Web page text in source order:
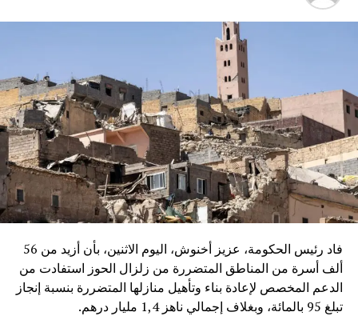
فاد رئيس الحكومة، عزيز أخنوش، اليوم الاثنين، بأن أزيد من 56
ألف أسرة من المناطق المتضررة من زلزال الحوز استفادت من
الدعم المخصص لإعادة بناء وتأهيل منازلها المتضررة بنسبة إنجاز
تبلغ 95 بالمائة، وبغلاف إجمالي ناهز 1,4 مليار درهم.